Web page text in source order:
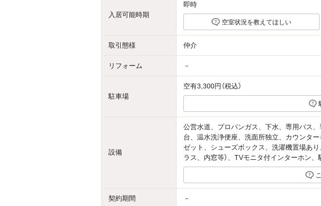
入居可能時期
即時
空室状況を教えてほしい
取引態様 仲介
リフォーム －
駐車場
空有3,300円（税込）
設備
公営水道、プロパンガス、下水、専用バス
台、温水洗浄便座、洗面所独立、カウンタ
ゼット、シューズボックス、洗濯機置場あ
ラス、内窓等）、TVモニタ付インターホン
契約期間 －